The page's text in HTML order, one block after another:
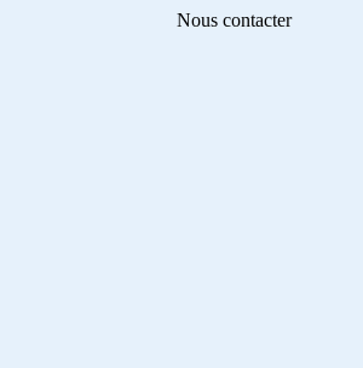
Nous contacter